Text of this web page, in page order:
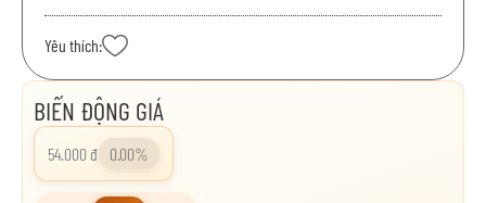
Yêu thích:
BIẾN ĐỘNG GIÁ
54.000 đ 0.00%